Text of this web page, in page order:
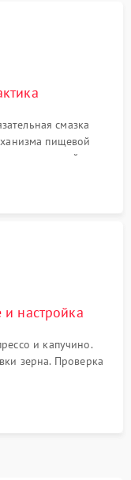
смазка
пищевой
программной
кофейных масел.
настройка
и капучино.
зерна. Проверка
напитка и
посторонних